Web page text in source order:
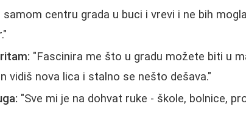
samom centru grada u buci i vrevi i ne bih
"Fascinira me što u gradu možete biti u
vidiš nova lica i stalno se nešto dešava."
"Sve mi je na dohvat ruke - škole, bolnice,